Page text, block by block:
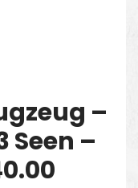
–
Seen –